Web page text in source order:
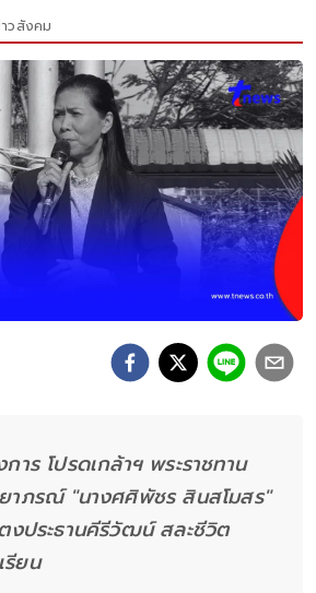
วสังคม
การ โปรดเกล้าฯ พระราชทาน
าภรณ์ "นางศศิพัชร สินสโมสร"
งประธานคีรีวัฒน์ สละชีวิต
ยน